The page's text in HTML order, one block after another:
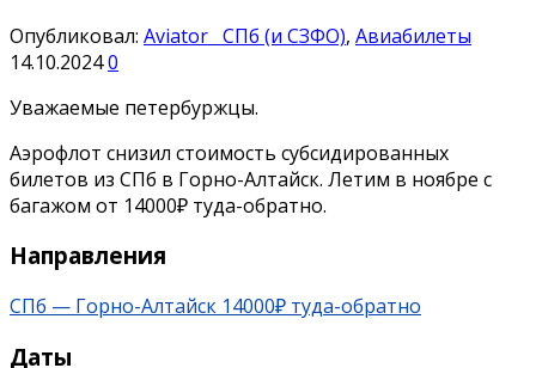
Опубликовал: Aviator СПб (и СЗФО), Авиабилеты
14.10.20240
Уважаемые петербуржцы.
Аэрофлот снизил стоимость субсидированных
билетов из СПб в Горно-Алтайск. Летим в ноябре с
багажом от 14000₽ туда-обратно.
Направления
СПб — Горно-Алтайск 14000₽ туда-обратно
Даты